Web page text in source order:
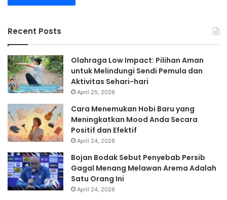
Recent Posts
Olahraga Low Impact: Pilihan Aman
untuk Melindungi Sendi Pemula dan
Aktivitas Sehari-hari
April 25, 2026
Cara Menemukan Hobi Baru yang
Meningkatkan Mood Anda Secara
Positif dan Efektif
April 24, 2026
Bojan Bodak Sebut Penyebab Persib
Gagal Menang Melawan Arema Adalah
Satu Orang Ini
April 24, 2026